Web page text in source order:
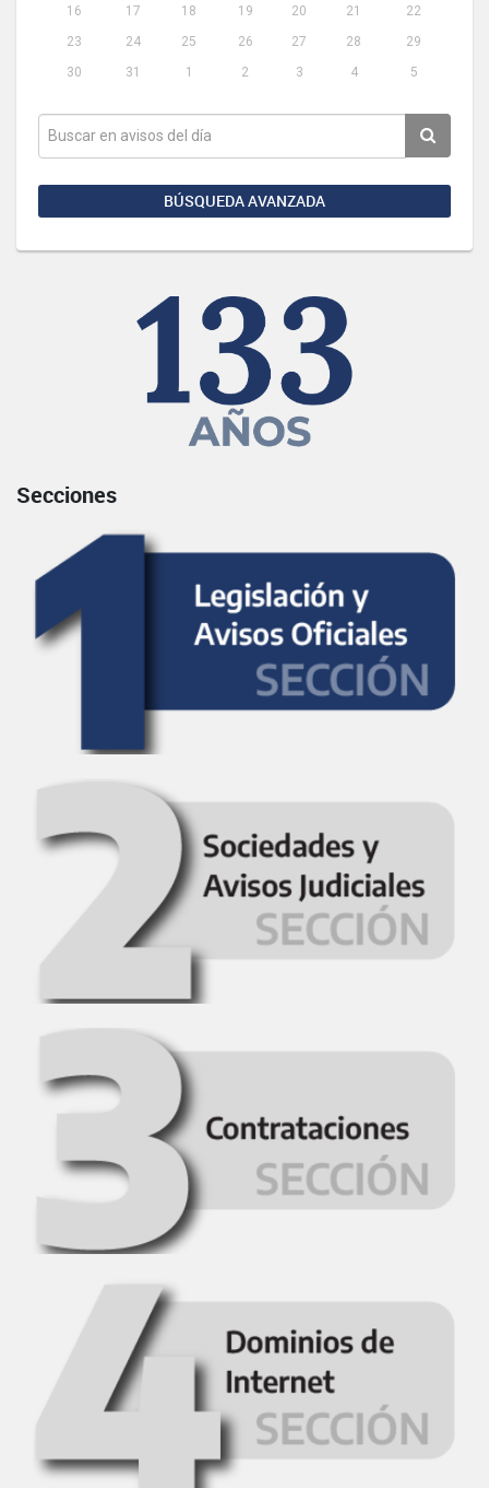
16
17 18 19 20 21
22
23
24 25 26 27 28
29
30
31 1 2 3 4 5
BÚSQUEDA AVANZADA
Secciones